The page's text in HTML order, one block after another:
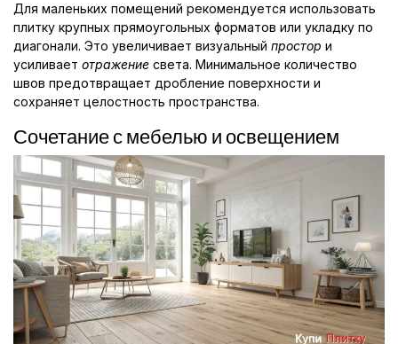
Для маленьких помещений рекомендуется использовать
плитку крупных прямоугольных форматов или укладку по
диагонали. Это увеличивает визуальный простор и
усиливает отражение света. Минимальное количество
швов предотвращает дробление поверхности и
сохраняет целостность пространства.
Сочетание с мебелью и освещением